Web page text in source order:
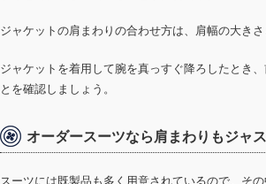
ジャケットの肩まわりの合わせ方は、肩幅の大き
ジャケットを着用して腕を真っすぐ降ろしたとき
とを確認しましょう。
オーダースーツなら肩まわりもジャ
スーツには既製品も多く用意されているので、そ